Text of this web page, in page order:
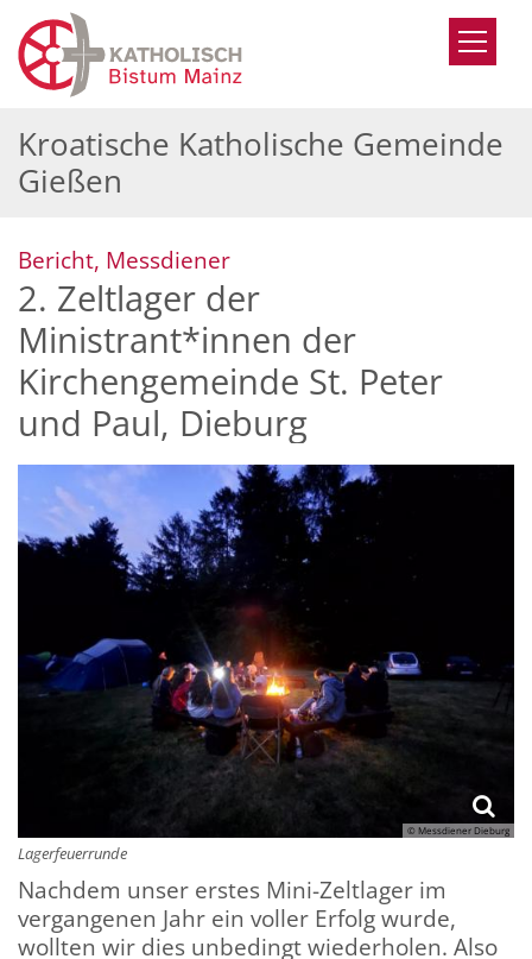
Zum Inhalt springen
Kroatische Katholische Gemeinde
Gießen
Bericht, Messdiener:
2. Zeltlager der
Ministrant*innen der
Kirchengemeinde St. Peter
und Paul, Dieburg
© Messdiener Dieburg
Lagerfeuerrunde
Nachdem unser erstes Mini-Zeltlager im
vergangenen Jahr ein voller Erfolg wurde,
wollten wir dies unbedingt wiederholen. Also